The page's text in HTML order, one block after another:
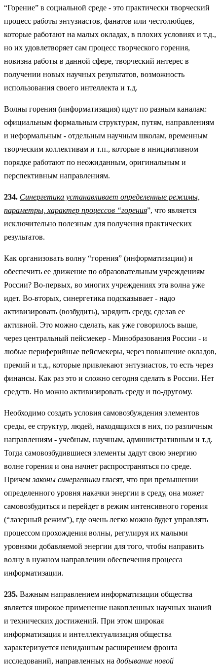
“Горение” в социальной среде - это практически творческий
процесс работы энтузиастов, фанатов или честолюбцев,
которые работают на малых окладах, в плохих условиях и т.д.,
но их удовлетворяет сам процесс творческого горения,
новизна работы в данной сфере, творческий интерес в
получении новых научных результатов, возможность
использования своего интеллекта и т.д.
Волны горения (информатизация) идут по разным каналам:
официальным формальным структурам, путям, направлениям
и неформальным - отдельным научным школам, временным
творческим коллективам и т.п., которые в инициативном
порядке работают по неожиданным, оригинальным и
перспективным направлениям.
234. Синергетика устанавливает определенные режимы,
параметры, характер процессов “горения”, что является
исключительно полезным для получения практических
результатов.
Как организовать волну “горения” (информатизации) и
обеспечить ее движение по образовательным учреждениям
России? Во-первых, во многих учреждениях эта волна уже
идет. Во-вторых, синергетика подсказывает - надо
активизировать (возбудить), зарядить среду, сделав ее
активной. Это можно сделать, как уже говорилось выше,
через центральный пейсмекер - Минобразования России - и
любые периферийные пейсмекеры, через повышение окладов,
премий и т.д., которые привлекают энтузиастов, то есть через
финансы. Как раз это и сложно сегодня сделать в России. Нет
средств. Но можно активизировать среду и по-другому.
Необходимо создать условия самовозбуждения элементов
среды, ее структур, людей, находящихся в них, по различным
направлениям - учебным, научным, административным и т.д.
Тогда самовозбудившиеся элементы дадут свою энергию
волне горения и она начнет распространяться по среде.
Причемзаконы синергетики гласят, что при превышении
определенного уровня накачки энергии в среду, она может
самовозбудиться и перейдет в режим интенсивного горения
(“лазерный режим”), где очень легко можно будет управлять
процессом прохождения волны, регулируя их малыми
уровнями добавляемой энергии для того, чтобы направить
волну в нужном направлении обеспечения процесса
информатизации.
235. Важным направлением информатизации общества
является широкое применение накопленных научных знаний
и технических достижений. При этом широкая
информатизация и интеллектуализация общества
характеризуется невиданным расширением фронта
исследований, направленных на добывание новой